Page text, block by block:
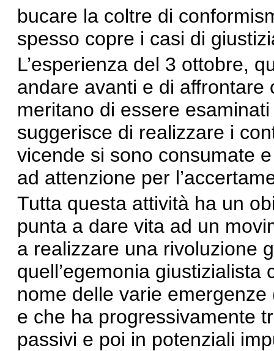
bucare la coltre di
spesso copre i casi di
L’esperienza del 3 ottobre,
andare avanti e di
meritano di essere
suggerisce di realizzare i
vicende si sono consumate
ad attenzione per
Tutta questa attività ha un
punta a dare vita ad un
a realizzare una rivoluzione
quell’egemonia
nome delle varie
e che ha progressivamente
passivi e poi in potenziali